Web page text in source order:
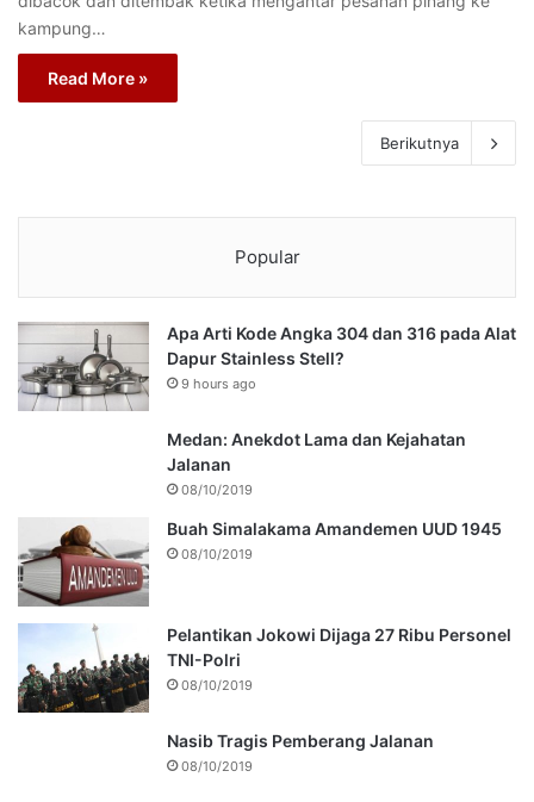
kampung…
Read More »
Berikutnya
Popular
Apa Arti Kode Angka 304 dan 316 pada Alat
Dapur Stainless Stell?
9 hours ago
Medan: Anekdot Lama dan Kejahatan
Jalanan
08/10/2019
Buah Simalakama Amandemen UUD 1945
08/10/2019
Pelantikan Jokowi Dijaga 27 Ribu Personel
TNI-Polri
08/10/2019
Nasib Tragis Pemberang Jalanan
08/10/2019